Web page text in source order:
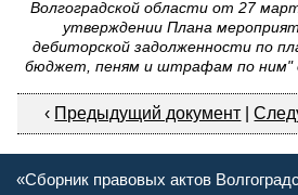
Волгоградской области от 27
утверждении Плана
дебиторской задолженности по
бюджет, пеням и штрафам по ним"
‹ Предыдущий документ |
«Сборник правовых актов